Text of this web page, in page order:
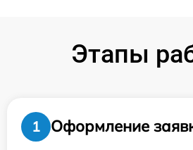
Этапы
1
Оформление